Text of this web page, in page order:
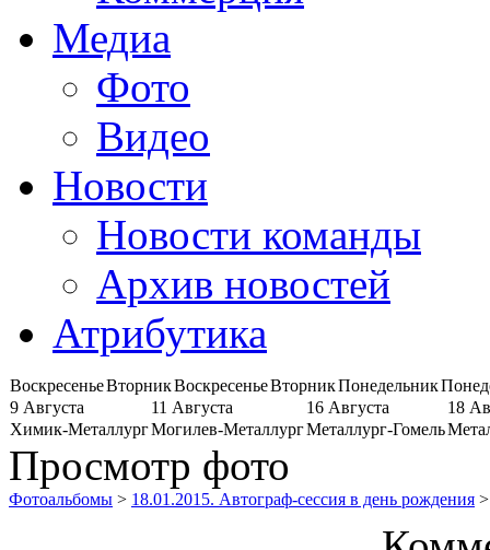
Медиа
Фото
Видео
Новости
Новости команды
Архив новостей
Атрибутика
ВоскресеньеВторникВоскресеньеВторникПонедельник
9 Августа
11 Августа 16 Августа
18
Химик-МеталлургМогилев-МеталлургМеталлург-Гомель
Просмотр фото
Фотоальбомы > 18.01.2015. Автограф-сессия в день рождения >